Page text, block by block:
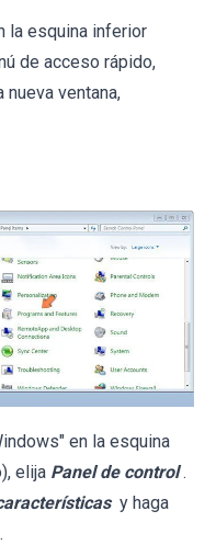
la esquina inferior
de acceso rápido,
ventana,
en la esquina
elija Panel de control .
y haga
.